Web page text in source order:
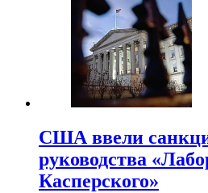
США ввели
руководства
Касперского»